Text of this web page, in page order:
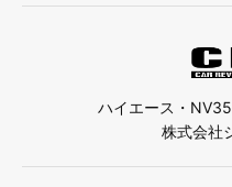
ハイエース・
株式会社